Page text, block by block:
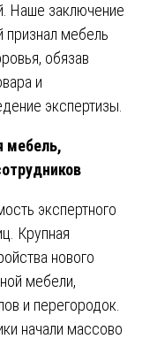
Наше заключение
признал мебель
обязав
и
экспертизы.
мебель,
экспертного
Крупная
нового
мебели,
и перегородок.
начали массово